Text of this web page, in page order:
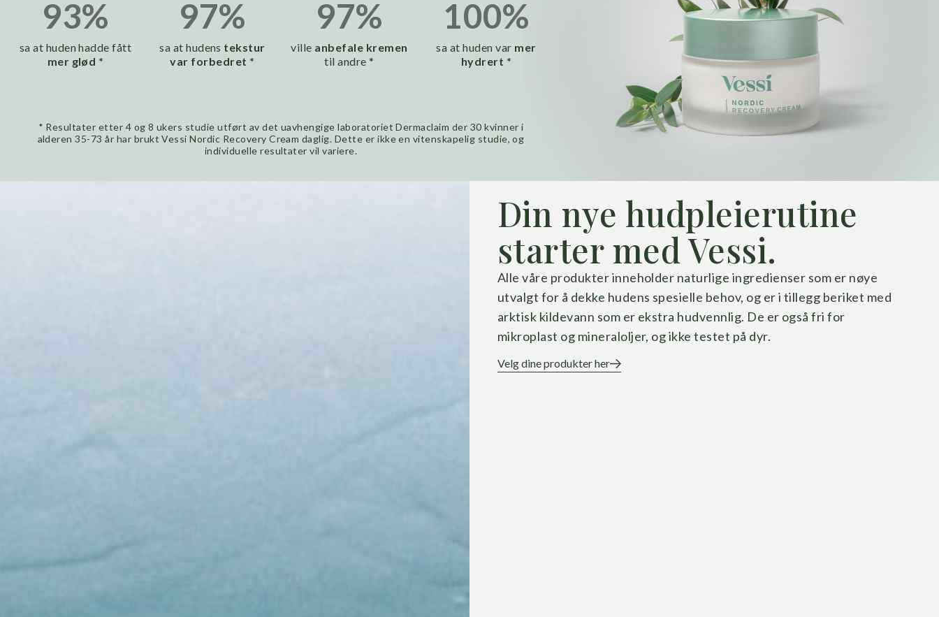
93%
sa at huden hadde fått
mer glød *
97%
sa at hudens tekstur
var forbedret *
97%
ville anbefale kremen
til andre *
100%
sa at huden var mer
hydrert *
* Resultater etter 4 og 8 ukers studie utført av det uavhengige laboratoriet Dermaclaim der 30 kvinner i
alderen 35-73 år har brukt Vessi Nordic Recovery Cream daglig. Dette er ikke en vitenskapelig studie, og
individuelle resultater vil variere.
Din nye hudpleierutine
starter med Vessi.
Alle våre produkter inneholder naturlige ingredienser som er nøye
utvalgt for å dekke hudens spesielle behov, og er i tillegg beriket med
arktisk kildevann som er ekstra hudvennlig. De er også fri for
mikroplast og mineraloljer, og ikke testet på dyr.
Velg dine produkter her